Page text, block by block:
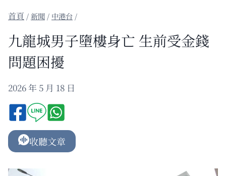
/新聞 / 中港台 /
九龍城男子墮樓身亡 生前受金錢
問題困擾
2026 年 5 月 18 日
收聽文章